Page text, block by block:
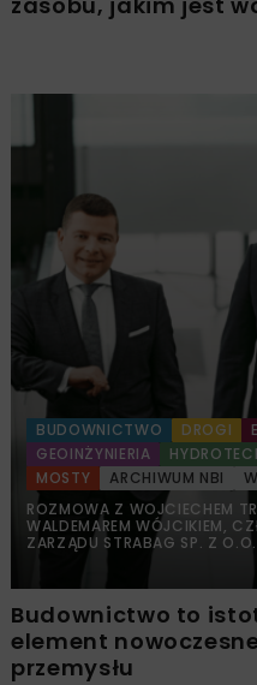
BUDOWNICTWO DROGI
GEOINŻYNIERIA
MOSTY
ARCHIWUM NBI
ROZMOWA Z WOJCIECHEM
WALDEMAREM WÓJCIKIEM,
ZARZĄDU STRABAG SP. Z O.O.
Budownictwo to
element
przemysłu